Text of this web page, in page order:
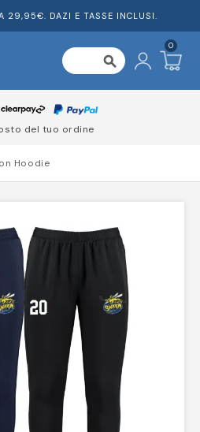
29,95€. DAZI E TASSE INCLUSI.
search
0
del tuo ordine
Hoodie